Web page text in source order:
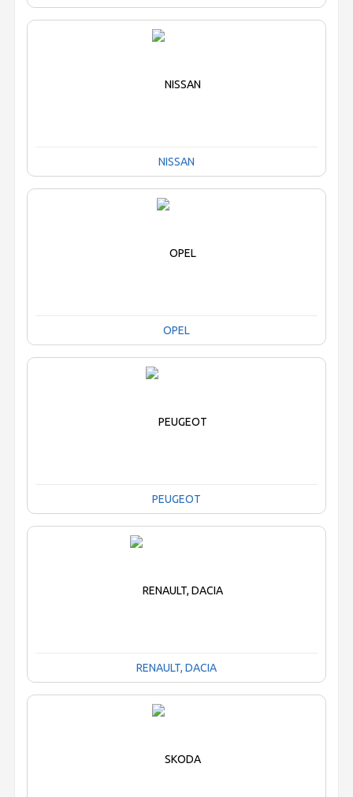
NISSAN
OPEL
PEUGEOT
RENAULT, DACIA